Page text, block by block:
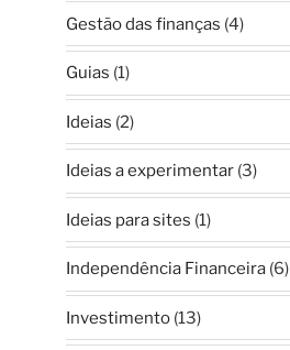
Gestão das finanças (4)
Guias (1)
Ideias (2)
Ideias a experimentar(3)
Ideias para sites (1)
Independência Financeira(6)
Investimento(13)